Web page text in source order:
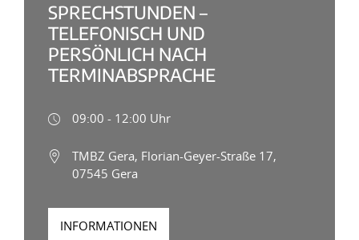
SPRECHSTUNDEN –
TELEFONISCH UND
PERSÖNLICH NACH
TERMINABSPRACHE
09:00 - 12:00 Uhr
TMBZ Gera, Florian-Geyer-Straße 17,
07545 Gera
INFORMATIONEN